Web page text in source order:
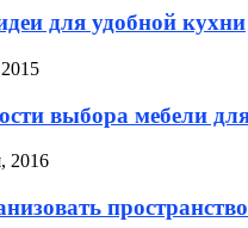
для удобной кухни
выбора мебели
2016